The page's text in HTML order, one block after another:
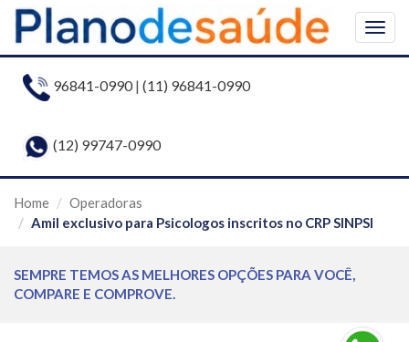
96841-0990| (11) 96841-0990
(12) 99747-0990
Home
Operadoras
Amil exclusivo para Psicologos inscritos no CRP SINPSI
SEMPRE TEMOS AS MELHORES OPÇÕES PARA VOCÊ,
COMPARE E COMPROVE.